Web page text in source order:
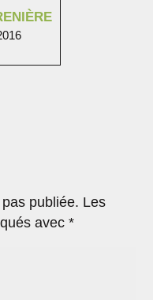
publiée. Les
avec*